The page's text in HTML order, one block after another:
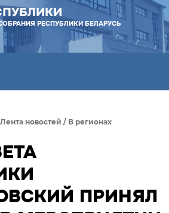
РЕСПУБЛИКИ БЕЛАРУСЬ
Лента новостей / В регионах
ПРИНЯЛ